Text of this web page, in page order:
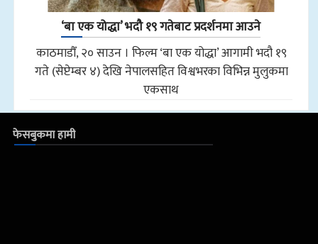
‘बा एक योद्धा’ भदौ १९ गतेबाट प्रदर्शनमा आउने
काठमाडौँ, २० साउन । फिल्म ‘बा एक योद्धा’ आगामी भदौ १९
गते (सेप्टेम्बर ४) देखि नेपालसहित विश्वभरका विभिन्न मुलुकमा
एकसाथ
फेसबुकमा हामी